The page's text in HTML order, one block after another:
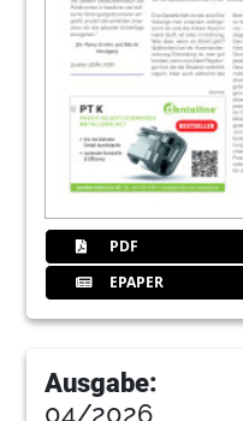
PDF
EPAPER
Ausgabe:
04/2026